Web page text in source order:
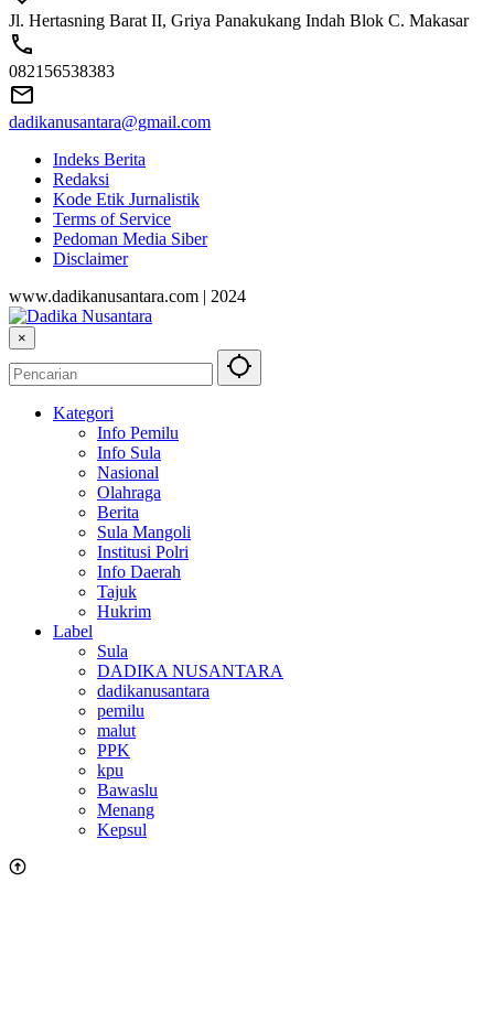
Jl. Hertasning Barat II, Griya Panakukang Indah Blok C. Makasar
082156538383
dadikanusantara@gmail.com
Indeks Berita
Redaksi
Kode Etik Jurnalistik
Terms of Service
Pedoman Media Siber
Disclaimer
www.dadikanusantara.com | 2024
×
Kategori
Info Pemilu
Info Sula
Nasional
Olahraga
Berita
Sula Mangoli
Institusi Polri
Info Daerah
Tajuk
Hukrim
Label
Sula
DADIKA NUSANTARA
dadikanusantara
pemilu
malut
PPK
kpu
Bawaslu
Menang
Kepsul